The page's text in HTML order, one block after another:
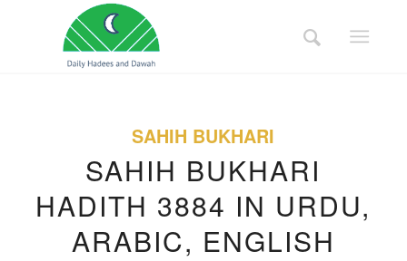
SAHIH BUKHARI
SAHIH BUKHARI
HADITH 3884 IN URDU,
ARABIC, ENGLISH